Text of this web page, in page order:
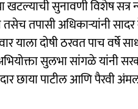
सुनावणी विशेष सत्र
तसेच तपासी अधिकाऱ्यांनी
याला दोषी ठरवत पाच वर्षे
सुलभा सांगळे यांनी
छाया पाटील आणि पैरवी